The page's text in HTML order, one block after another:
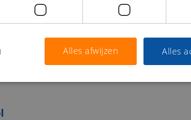
Alles
Alles afwijzen